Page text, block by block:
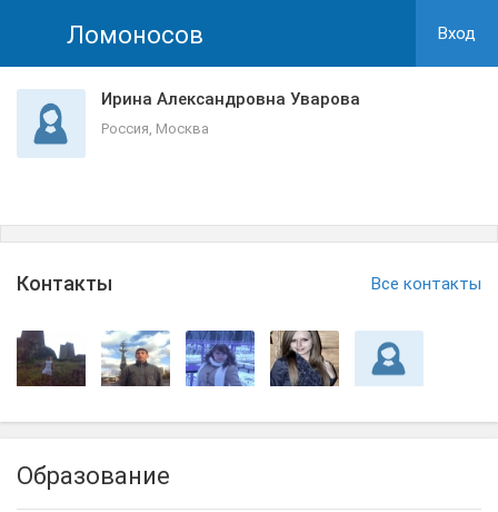
Ломоносов Вход
Ирина Александровна Уварова
Россия, Москва
Контакты Все контакты
Образование